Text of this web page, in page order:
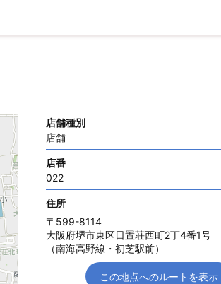
店舗種別
店舗
店番
022
住所
〒599-8114
大阪府堺市東区日置荘西町2丁4番1号
（南海高野線・初芝駅前）
この地点へのルートを表示